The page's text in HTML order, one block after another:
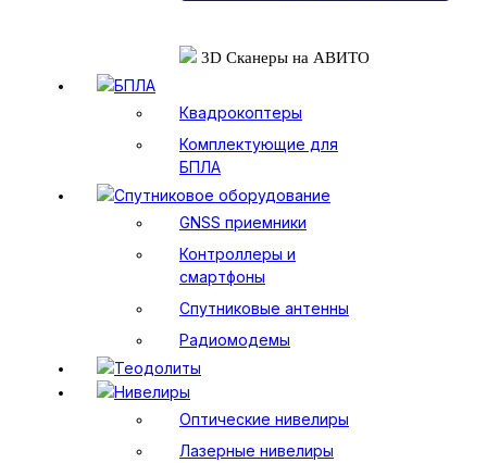
3D Сканеры на АВИТО
БПЛА
Квадрокоптеры
Комплектующие для
БПЛА
Спутниковое оборудование
GNSS приемники
Контроллеры и
смартфоны
Спутниковые антенны
Радиомодемы
Теодолиты
Нивелиры
Оптические нивелиры
Лазерные нивелиры